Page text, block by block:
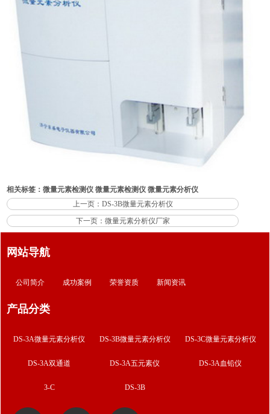
相关标签： 微量元素检测仪 微量元素检测仪 微量元素分析仪
上一页：DS-3B微量元素分析仪
下一页：微量元素分析仪厂家
网站导航
公司简介 成功案例 荣誉资质 新闻资讯
产品分类
DS-3A微量元素分析仪 DS-3B微量元素分析仪 DS-3C微量元素分析仪
DS-3A双通道 DS-3A五元素仪 DS-3A血铅仪
3-C DS-3B